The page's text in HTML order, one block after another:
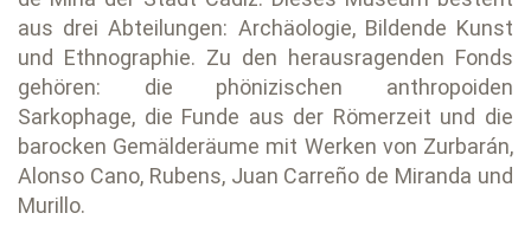
aus drei Abteilungen: Archäologie, Bildende Kunst
und Ethnographie. Zu den herausragenden Fonds
gehören: die phönizischen anthropoiden
Sarkophage, die Funde aus der Römerzeit und die
barocken Gemälderäume mit Werken von Zurbarán,
Alonso Cano, Rubens, Juan Carreño de Miranda und
Murillo.